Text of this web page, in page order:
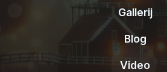
Gallerij
Blog
Video